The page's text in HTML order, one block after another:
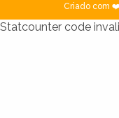
Criado com
Statcounter code